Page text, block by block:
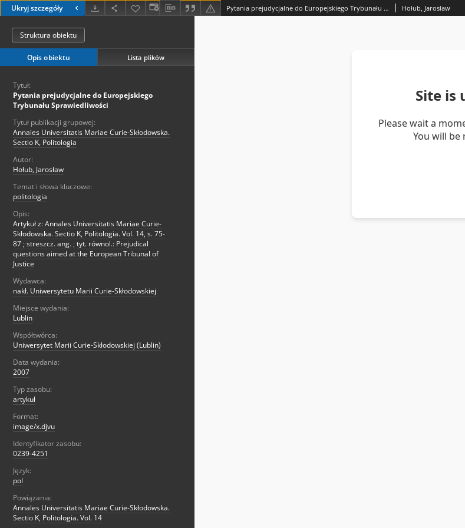
Ukryj szczegóły Pytania prejudycjalne do Europejskiego Trybunału Sprawiedliwości Hołub, Jarosław
Struktura obiektu
Opis obiektu Lista plików
Tytuł:
Pytania prejudycjalne do Europejskiego
Trybunału Sprawiedliwości
Tytuł publikacji grupowej:
Annales Universitatis Mariae Curie-Skłodowska.
Sectio K, Politologia
Autor:
Hołub, Jarosław
Temat i słowa kluczowe:
politologia
Opis:
Artykuł z: Annales Universitatis Mariae Curie-
Skłodowska. Sectio K, Politologia. Vol. 14, s. 75-
87 ; streszcz. ang. ; tyt. równol.: Prejudical
questions aimed at the European Tribunal of
Justice
Wydawca:
nakł. Uniwersytetu Marii Curie-Skłodowskiej
Miejsce wydania:
Lublin
Współtwórca:
Uniwersytet Marii Curie-Skłodowskiej (Lublin)
Data wydania:
2007
Typ zasobu:
artykuł
Format:
image/x.djvu
Identyfikator zasobu:
0239-4251
Język:
pol
Powiązania:
Annales Universitatis Mariae Curie-Skłodowska.
Sectio K, Politologia. Vol. 14